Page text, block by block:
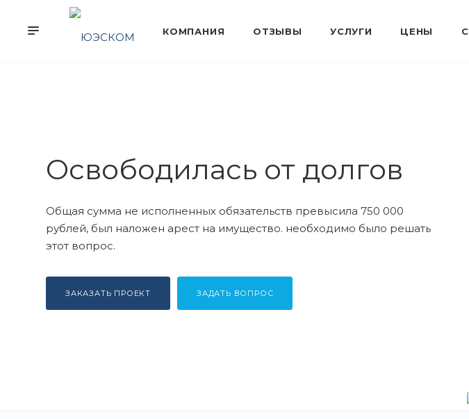
Освободилась от долгов
Общая сумма не исполненных обязательств превысила 750 000
рублей, был наложен арест на имущество. необходимо было решать
этот вопрос.
ЗАКАЗАТЬ ПРОЕКТ ЗАДАТЬ ВОПРОС